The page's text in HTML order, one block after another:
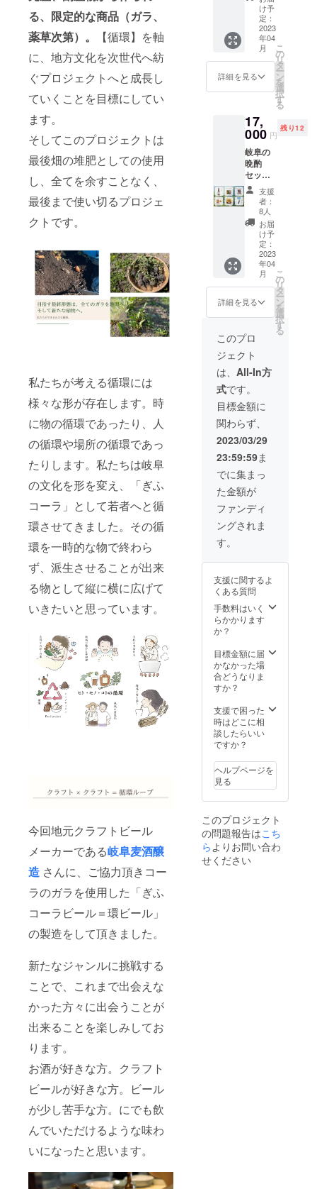
る、限定的な商品（ガラ、
薬草次第）。
【循環】を軸
に、地方文化を次世代へ紡
ぐプロジェクトへと成長し
ていくことを目標にしてい
ます。
そしてこのプロジェクトは
最後畑の堆肥としての使用
し、全てを余すことなく、
最後まで使い切るプロジェ
クトです。
私たちが考える循環には
様々な形が存在します。時
に物の循環であったり、人
の循環や場所の循環であっ
たりします。私たちは岐阜
の文化を形を変え、「ぎふ
コーラ」として若者へと循
環させてきました。その循
環を一時的な物で終わら
ず、派生させることが出来
る物として縦に横に広げて
いきたいと思っています。
今回地元クラフトビール
メーカーである岐阜麦酒醸
造 さんに、ご協力頂きコー
ラのガラを使用した「ぎふ
コーラビール＝環ビール」
の製造をして頂きました。
新たなジャンルに挑戦する
ことで、これまで出会えな
かった方々に出会うことが
出来ることを楽しみしてお
ります。
お酒が好きな方。クラフト
ビールが好きな方。ビール
が少し苦手な方。にでも飲
んでいただけるような味わ
いになったと思います。
画の試
作品や
製造費
等に当
てさせ
て頂き
ます。
品表示
はお届
け商品
のラベ
ルに表
記され
ます。
お届け
のリ
ターン
に貼付
された
ラベル
や注意
書きを
ご確認
くださ
い。」
保存方
法:要冷
（10℃
以下で
保存）
詰日よ
月） 内
容量
330ml
しめま
す！
【リ
ターン
内容】
環ビー
ル 3本
IBUKI
GiN 1本
タイ
プ） ぎ
ふコー
ラ
200ml
（希釈
タイ
プ）
リーフ
レット
サンク
スレ
ター
「原材
料及び
添加物
等の食
け商品
のラベ
ルに表
記され
ます。
商品開
封前に
は必ず
お届け
のリ
ターン
に貼付
された
ラベル
や注意
書きを
ご確認
くださ
法:要冷
蔵
（10℃
以下で
保存）
賞味期
り3ヶ
月） 内
容量環
・ぎふ
コーラ
200ml
・IBUKI
ml
け予
定：
2023
年04
月
詳細を見る
こ
の
リ
タ
ー
ン
を
選
択
す
る
17,
000 円
残り12
岐阜の
晩酌
セット
美味し
いおつ
まみと
一緒
に、楽
しい夜
をお過
ごしく
ださ
い。
【リ
ターン
内容】
岐阜エ
リア：
環ビー
ル 3本
西濃エ
リア：
黒胡椒
ソー
セージ
岐阜エ
リア：
あゆ
ぴー 岐
阜エリ
ア：け
いちゃ
ん 東濃
エリ
D
E プ
レーン
飛騨エ
リア：
アユの
リーフ
レット
サンク
スレ
「原材
料及び
添加物
等の食
はお届
け商品
のラベ
ルに表
ます。
商品開
封前に
は必ず
お届け
支援
者：
8人
お届
け予
定：
2023
年04
月
詳細を見る
こ
の
リ
タ
ー
ン
を
選
択
す
る
このプロ
ジェクト
は、 All-In方
式です。
目標金額に
関わらず、
2023/03/29
23:59:59ま
でに集まっ
た金額が
ファンディ
ングされま
す。
支援に関するよ
くある質問
手数料はいく
らかかります
か？
目標金額に届
かなかった場
合どうなりま
すか？
支援で困った
時はどこに相
談したらいい
ですか？
ヘルプページを
見る
このプロジェクト
の問題報告はこち
ら よりお問い合わ
せください